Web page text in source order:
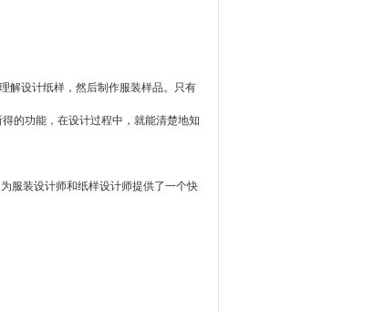
解设计纸样，然后制作服装样品。只有
的功能，在设计过程中，就能清楚地知
服装设计师和纸样设计师提供了一个快